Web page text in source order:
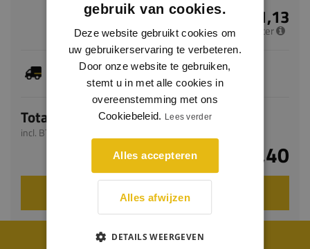
€ 11,13
per meter
Dit artikel is voorradig, de verwachte levertijd
bedraagt 1-3 werkdagen
Totaal
incl. BTW
€ 33,40
VOEG TOE AAN WINKELWAGEN
WIJ WORDEN BEOORDEELD MET EEN 8.8
gebruik van cookies.
Deze website gebruikt cookies om
uw gebruikerservaring te verbeteren.
Door onze website te gebruiken,
stemt u in met alle cookies in
overeenstemming met ons
Cookiebeleid. Lees verder
Alles accepteren
Alles afwijzen
DETAILS WEERGEVEN